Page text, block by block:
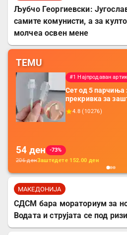
Љубчо Георгиевски:
самите комунисти, а за
молчеа освен мене
TEMU
#1 Најпродаван
Сет од 5 парчиња
прекривка за
додатоци за
батерија, за
4.8 ( 10276)
54 ден
-73%
206денЗаштедете 152.00 ден
МАКЕДОНИЈА
СДСМ бара мораториум за
Водата и струјата се под